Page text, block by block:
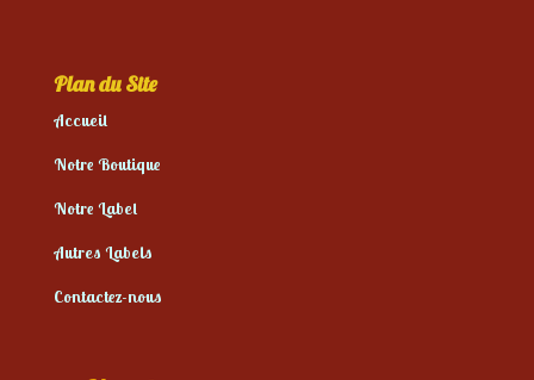
Plan du Site
Accueil
Notre Boutique
Notre Label
Autres Labels
Contactez-nous